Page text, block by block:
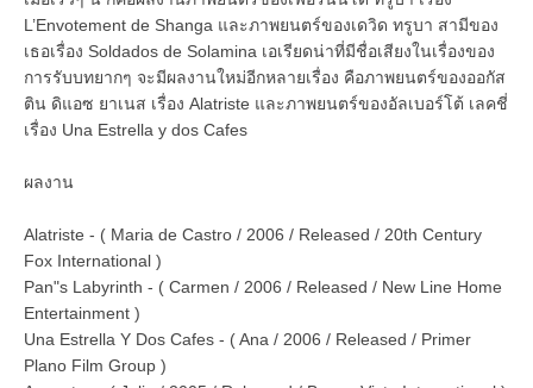
L’Envotement de Shanga และภาพยนตร์ของเดวิด ทรูบา สามีของ
เธอเรื่อง Soldados de Solamina เอเรียดน่าที่มีชื่อเสียงในเรื่องของ
การรับบทยากๆ จะมีผลงานใหม่อีกหลายเรื่อง คือภาพยนตร์ของออกัส
ติน ดิแอซ ยาเนส เรื่อง Alatriste และภาพยนตร์ของอัลเบอร์โต้ เลคชี่
เรื่อง Una Estrella y dos Cafes
ผลงาน
Alatriste - ( Maria de Castro / 2006 / Released / 20th Century
Fox International )
Pan"s Labyrinth - ( Carmen / 2006 / Released / New Line Home
Entertainment )
Una Estrella Y Dos Cafes - ( Ana / 2006 / Released / Primer
Plano Film Group )